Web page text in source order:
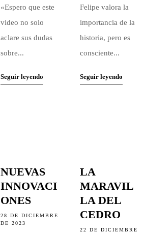
«Espero que este
video no solo
aclare sus dudas
sobre...
Seguir leyendo
Felipe valora la
importancia de la
historia, pero es
consciente...
Seguir leyendo
NUEVAS
INNOVACI
ONES
28 DE DICIEMBRE
DE 2023
LA
MARAVIL
LA DEL
CEDRO
22 DE DICIEMBRE